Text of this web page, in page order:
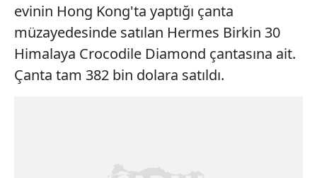
evinin Hong Kong'ta yaptığı çanta
müzayedesinde satılan Hermes Birkin 30
Himalaya Crocodile Diamond çantasına ait.
Çanta tam 382 bin dolara satıldı.